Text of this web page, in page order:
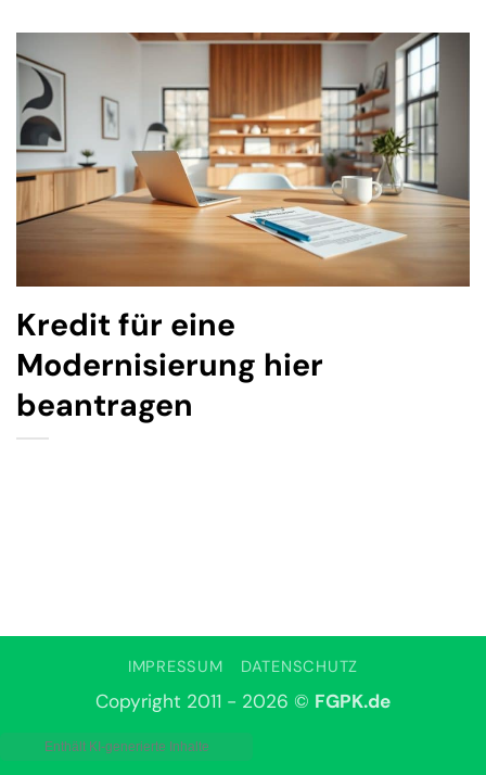
Kredit für eine
Modernisierung hier
beantragen
IMPRESSUM DATENSCHUTZ
Copyright 2011 - 2026 © FGPK.de